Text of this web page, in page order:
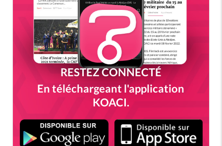
RESTEZ CONNECTÉ
En téléchargeant l'application
KOACI.